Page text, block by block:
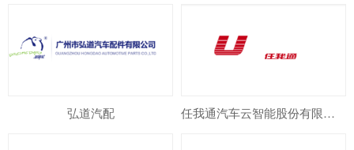
弘道汽配 任我通汽车云智能股份有限公司